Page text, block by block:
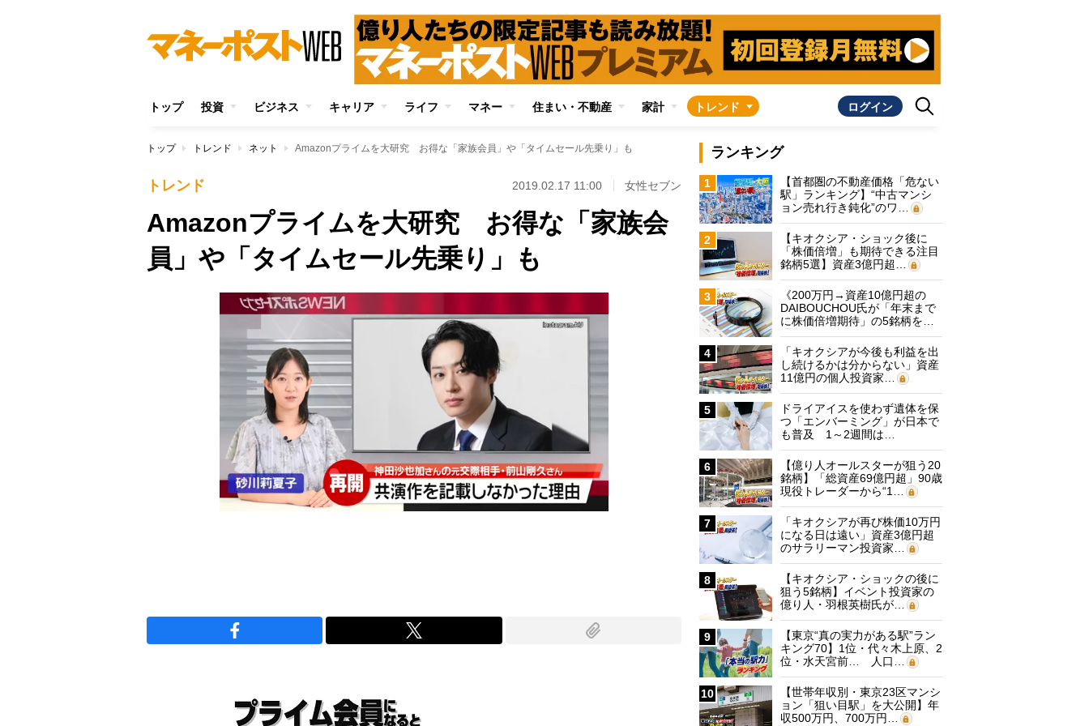
トップ 投資 ビジネス キャリア ライフ マネー 住まい・不動産 家計 トレンド ログイン
トップ トレンド ネット Amazonプライムを大研究 お得な「家族会員」や「タイムセール先乗り」も
トレンド 2019.02.17 11:00 女性セブン
Amazonプライムを大研究 お得な「家族会
員」や「タイムセール先乗り」も
ランキング
1
【首都圏の不動産価格「危ない
駅」ランキング】“中古マンシ
ョン売れ行き鈍化”のワ…
2
【キオクシア・ショック後に
「株価倍増」も期待できる注目
銘柄5選】資産3億円超…
3
《200万円→資産10億円超の
DAIBOUCHOU氏が「年末まで
に株価倍増期待」の5銘柄を…
4
「キオクシアが今後も利益を出
し続けるかは分からない」資産
11億円の個人投資家…
5
ドライアイスを使わず遺体を保
つ「エンバーミング」が日本で
も普及 1～2週間は…
6
【億り人オールスターが狙う20
銘柄】「総資産69億円超」90歳
現役トレーダーから“1…
7
「キオクシアが再び株価10万円
になる日は遠い」資産3億円超
のサラリーマン投資家…
8
【キオクシア・ショックの後に
狙う5銘柄】イベント投資家の
億り人・羽根英樹氏が…
9
【東京“真の実力がある駅”ラン
キング70】1位・代々木上原、2
位・水天宮前… 人口…
10
【世帯年収別・東京23区マンシ
ョン「狙い目駅」を大公開】年
収500万円、700万円…